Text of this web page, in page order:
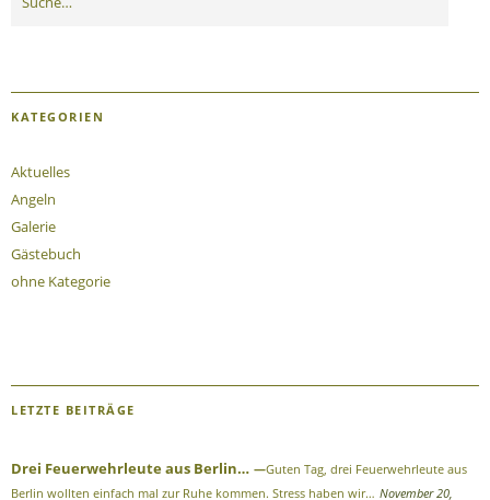
KATEGORIEN
Aktuelles
Angeln
Galerie
Gästebuch
ohne Kategorie
LETZTE BEITRÄGE
Drei Feuerwehrleute aus Berlin…
Guten Tag, drei Feuerwehrleute aus
Berlin wollten einfach mal zur Ruhe kommen. Stress haben wir… November 20,